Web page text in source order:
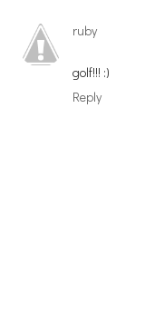
ruby
golf!!! :)
Reply